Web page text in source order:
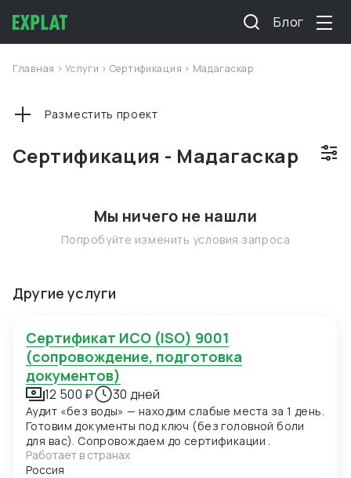
Блог
Главная >Услуги > Сертификация > Мадагаскар
Сертификация - Мадагаскар
Разместить проект
Мы ничего не нашли
Попробуйте изменить условия запроса
Другие услуги
Сертификат ИСО (ISO) 9001
(сопровождение, подготовка
документов)
12 500 ₽ 30 дней
Аудит «без воды» — находим слабые места за 1 день.
Готовим документы под ключ (без головной боли
для вас). Сопровождаем до сертификации .
Работает в странах
Россия